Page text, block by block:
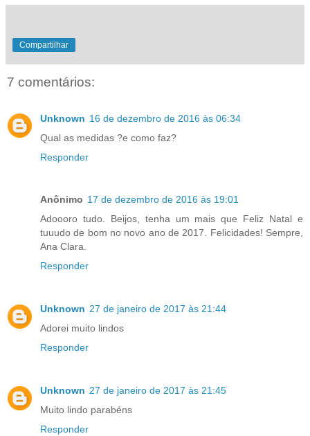
Compartilhar
7 comentários:
Unknown 16 de dezembro de 2016 às 06:34
Qual as medidas ?e como faz?
Responder
Anônimo 17 de dezembro de 2016 às 19:01
Adoooro tudo. Beijos, tenha um mais que Feliz Natal e
tuuudo de bom no novo ano de 2017. Felicidades! Sempre,
Ana Clara.
Responder
Unknown 27 de janeiro de 2017 às 21:44
Adorei muito lindos
Responder
Unknown 27 de janeiro de 2017 às 21:45
Muito lindo parabéns
Responder